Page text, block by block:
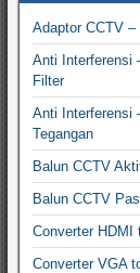
Adaptor CCTV
Anti Interferensi
Filter
Anti Interferensi
Tegangan
Balun CCTV
Balun CCTV
Converter HDMI
Converter VGA